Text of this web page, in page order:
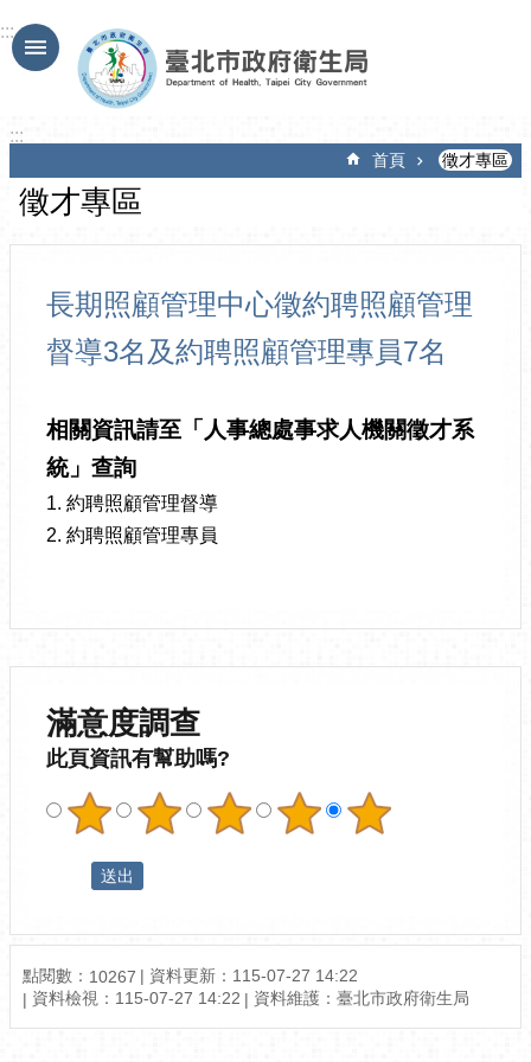
跳到主要內容區塊
:::
:::
首頁 徵才專區
徵才專區
長期照顧管理中心徵約聘照顧管理
督導3名及約聘照顧管理專員7名
相關資訊請至「人事總處事求人機關徵才系
統」查詢
1. 約聘照顧管理督導
2. 約聘照顧管理專員
滿意度調查
此頁資訊有幫助嗎?
點閱數： 10267
資料更新：115-07-27 14:22
資料檢視：115-07-27 14:22
資料維護：臺北市政府衛生局